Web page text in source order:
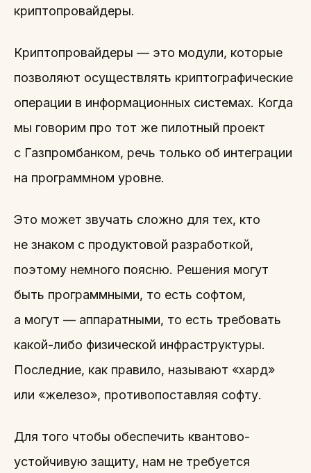
криптопровайдеры.
Криптопровайдеры — это модули, которые
позволяют осуществлять криптографические
операции в информационных системах. Когда
мы говорим про тот же пилотный проект
с Газпромбанком, речь только об интеграции
на программном уровне.
Это может звучать сложно для тех, кто
не знаком с продуктовой разработкой,
поэтому немного поясню. Решения могут
быть программными, то есть софтом,
а могут — аппаратными, то есть требовать
какой-либо физической инфраструктуры.
Последние, как правило, называют «хард»
или «железо», противопоставляя софту.
Для того чтобы обеспечить квантово-
устойчивую защиту, нам не требуется